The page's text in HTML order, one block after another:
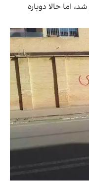
اما حالا دوباره